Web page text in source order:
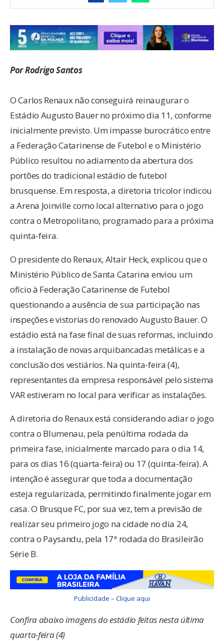
Por Rodrigo Santos
O Carlos Renaux não conseguirá reinaugurar o
Estádio Augusto Bauer no próximo dia 11, conforme
inicialmente previsto. Um impasse burocrático entre
a Federação Catarinense de Futebol e o Ministério
Público resultou no adiamento da abertura dos
portões do tradicional estádio de futebol
brusquense. Em resposta, a diretoria tricolor indicou
a Arena Joinville como local alternativo para o jogo
contra o Metropolitano, programado para a próxima
quinta-feira.
O presidente do Renaux, Altair Heck, explicou que o
Ministério Público de Santa Catarina enviou um
ofício à Federação Catarinense de Futebol
questionando a ausência de sua participação nas
inspeções e vistorias do renovado Augusto Bauer. O
estádio está na fase final de suas reformas, incluindo
a instalação de novas arquibancadas metálicas e a
conclusão dos vestiários. Na quinta-feira (4),
representantes da empresa responsável pelo sistema
VAR estiveram no local para verificar as instalações.
A diretoria do Renaux está considerando adiar o jogo
contra o Blumenau, pela penúltima rodada da
primeira fase, inicialmente marcado para o dia 14,
para os dias 16 (quarta-feira) ou 17 (quinta-feira). A
intenção é assegurar que toda a documentação
esteja regularizada, permitindo finalmente jogar em
casa. O Brusque FC, por sua vez, tem a previsão de
realizar seu primeiro jogo na cidade no dia 24,
contra o Paysandu, pela 17ª rodada do Brasileirão
Série B.
Publicidade – Clique aqui
Confira abaixo imagens do estádio feitas nesta última
quarta-feira (4)